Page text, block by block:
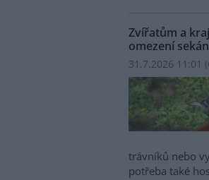
Zvířatům a
omezení
31.7.2026 11:01 (
trávníků nebo
potřeba také